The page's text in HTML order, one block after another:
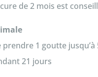
de 2 mois est
1 goutte jusqu’à
21 jours